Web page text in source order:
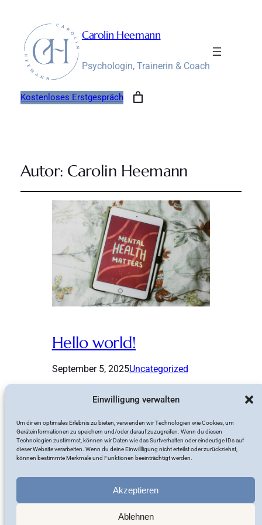
Einwilligung verwalten
Um dir ein optimales Erlebnis zu bieten, verwenden wir Technologien wie Cookies, um
Geräteinformationen zu speichern und/oder darauf zuzugreifen. Wenn du diesen
Technologien zustimmst, können wir Daten wie das Surfverhalten oder eindeutige IDs auf
dieser Website verarbeiten. Wenn du deine Einwillligung nicht erteilst oder zurückziehst,
können bestimmte Merkmale und Funktionen beeinträchtigt werden.
Akzeptieren
Ablehnen
Carolin Heemann
Psychologin, Trainerin & Coach
Kostenloses Erstgespräch
Autor: Carolin Heemann
Hello world!
September 5, 2025Uncategorized
Welcome to WordPress. This is your
writing!
Carolin Heemann